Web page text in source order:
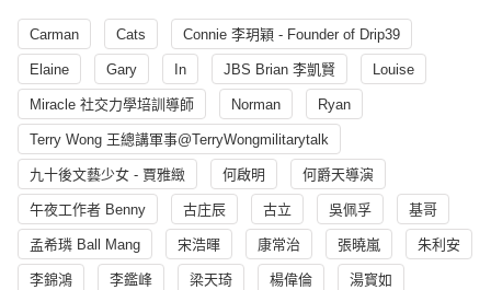
Carman Cats Connie 李玥穎 - Founder of Drip39
Elaine Gary In JBS Brian 李凱賢 Louise
Miracle 社交力學培訓導師 Norman Ryan
Terry Wong 王總講軍事@TerryWongmilitarytalk
九十後文藝少女 - 賈雅緻 何啟明 何爵天導演
午夜工作者 Benny 古庄辰 古立 吳佩孚 基哥
孟希璘 Ball Mang 宋浩暉 康常治 張曉嵐 朱利安
李錦鴻 李鑑峰 梁天琦 楊偉倫 湯寳如